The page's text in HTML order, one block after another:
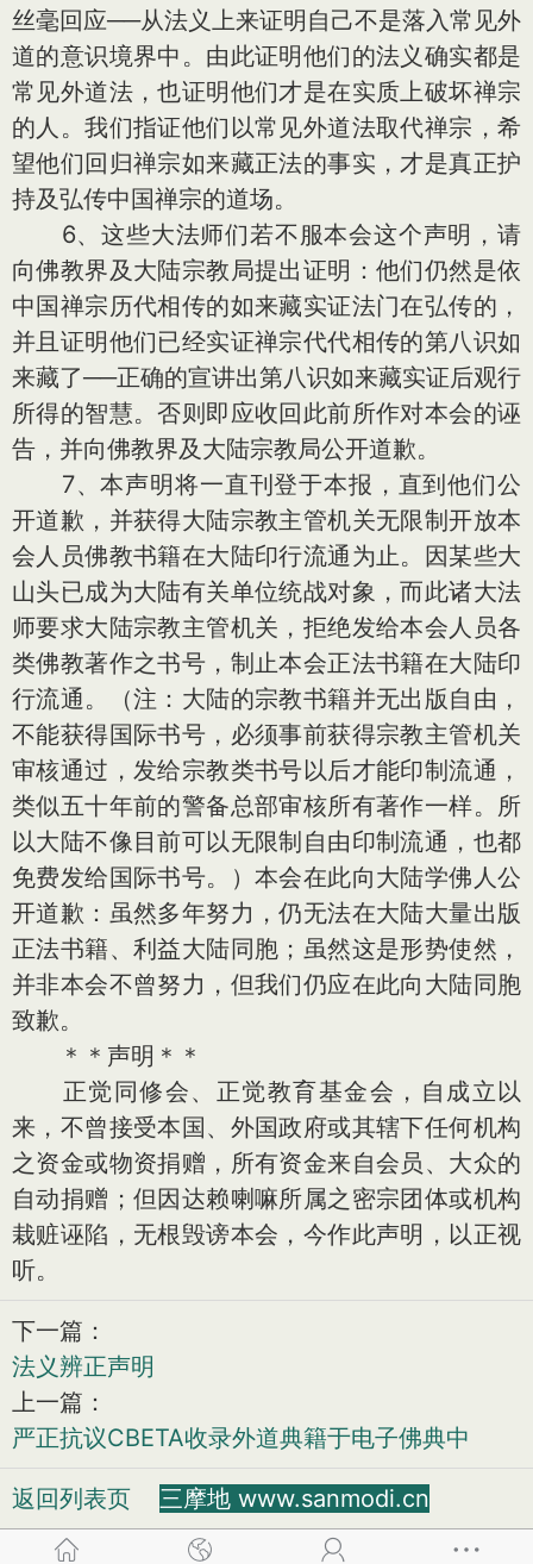
丝毫回应──从法义上来证明自己不是落入常见外
道的意识境界中。由此证明他们的法义确实都是
常见外道法，也证明他们才是在实质上破坏禅宗
的人。我们指证他们以常见外道法取代禅宗，希
望他们回归禅宗如来藏正法的事实，才是真正护
持及弘传中国禅宗的道场。
6、这些大法师们若不服本会这个声明，请
向佛教界及大陆宗教局提出证明：他们仍然是依
中国禅宗历代相传的如来藏实证法门在弘传的，
并且证明他们已经实证禅宗代代相传的第八识如
来藏了──正确的宣讲出第八识如来藏实证后观行
所得的智慧。否则即应收回此前所作对本会的诬
告，并向佛教界及大陆宗教局公开道歉。
7、本声明将一直刊登于本报，直到他们公
开道歉，并获得大陆宗教主管机关无限制开放本
会人员佛教书籍在大陆印行流通为止。因某些大
山头已成为大陆有关单位统战对象，而此诸大法
师要求大陆宗教主管机关，拒绝发给本会人员各
类佛教著作之书号，制止本会正法书籍在大陆印
行流通。（注：大陆的宗教书籍并无出版自由，
不能获得国际书号，必须事前获得宗教主管机关
审核通过，发给宗教类书号以后才能印制流通，
类似五十年前的警备总部审核所有著作一样。所
以大陆不像目前可以无限制自由印制流通，也都
免费发给国际书号。）本会在此向大陆学佛人公
开道歉：虽然多年努力，仍无法在大陆大量出版
正法书籍、利益大陆同胞；虽然这是形势使然，
并非本会不曾努力，但我们仍应在此向大陆同胞
致歉。
＊＊声明＊＊
正觉同修会、正觉教育基金会，自成立以
来，不曾接受本国、外国政府或其辖下任何机构
之资金或物资捐赠，所有资金来自会员、大众的
自动捐赠；但因达赖喇嘛所属之密宗团体或机构
栽赃诬陷，无根毁谤本会，今作此声明，以正视
听。
下一篇：
法义辨正声明
上一篇：
严正抗议CBETA收录外道典籍于电子佛典中
返回列表页 三摩地 www.sanmodi.cn